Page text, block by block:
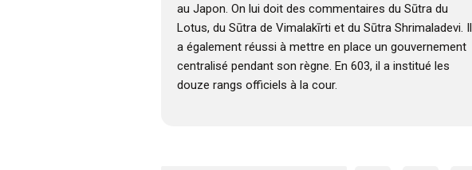
au Japon. On lui doit des commentaires du Sūtra du
Lotus, du Sūtra de Vimalakīrti et du Sūtra Shrimaladevi. Il
a également réussi à mettre en place un gouvernement
centralisé pendant son règne. En 603, il a institué les
douze rangs officiels à la cour.